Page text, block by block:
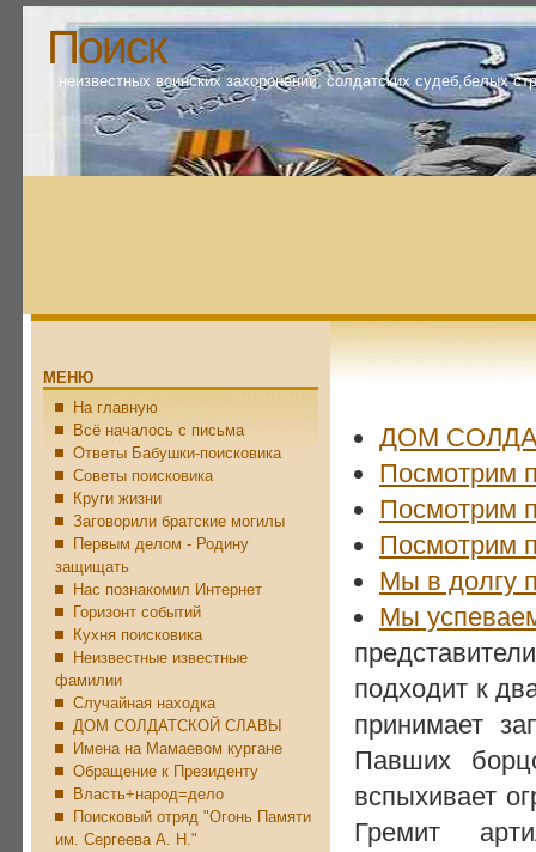
Поиск
неизвестных воинских захоронений, солдатских судеб,белых
МЕНЮ
На главную
Всё началось с письма
Ответы Бабушки-поисковика
Советы поисковика
Круги жизни
Заговорили братские могилы
Первым делом - Родину
защищать
Нас познакомил Интернет
Горизонт событий
Кухня поисковика
Неизвестные известные
фамилии
Случайная находка
ДОМ СОЛДАТСКОЙ СЛАВЫ
Имена на Мамаевом кургане
Обращение к Президенту
Власть+народ=дело
Поисковый отряд "Огонь Памяти
им. Сергеева А. Н."
ДОМ
Посмотрим
Посмотрим
Посмотрим
Мы в долгу
Мы
подходит к
принимает
Павших
вспыхивает
Гремит